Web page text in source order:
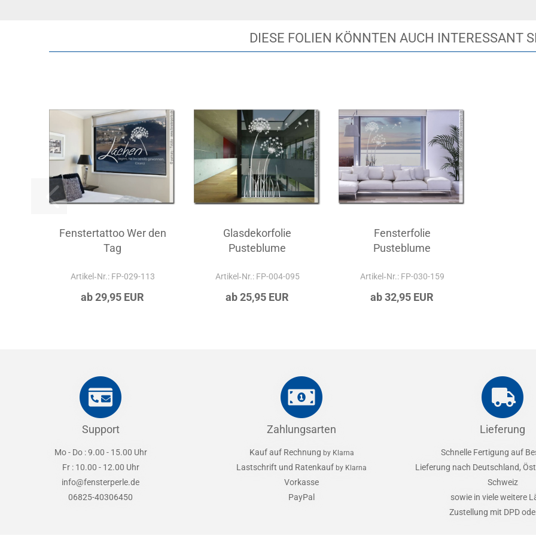
DIESE FOLIEN KÖNNTEN AUCH INTERESSANT
Fenstertattoo Wer den
Tag
Artikel‑Nr.: FP-029-113
ab 29,95 EUR
Glasdekorfolie
Pusteblume
Artikel‑Nr.: FP-004-095
ab 25,95 EUR
Fensterfolie
Pusteblume
Artikel‑Nr.: FP-030-159
ab 32,95 EUR
Support
Mo - Do : 9.00 - 15.00 Uhr
Fr : 10.00 - 12.00 Uhr
info@fensterperle.de
06825-40306450
Zahlungsarten
Kauf auf Rechnung by Klarna
Lastschrift und Ratenkauf by Klarna
Vorkasse
PayPal
Lieferung
Schnelle Fertigung auf
Lieferung nach Deutschland,
Schweiz
sowie in viele weitere
Zustellung mit DPD